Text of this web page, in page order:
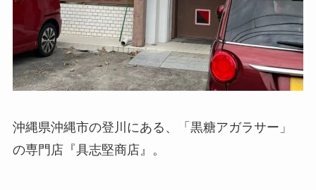
沖縄県沖縄市の登川にある、「黒糖アガラサー」
の専門店『具志堅商店』。